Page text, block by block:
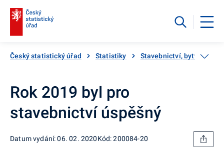
Český statistický úřad Statistiky Stavebnictví, byty
Rok 2019 byl pro
stavebnictví úspěšný
Datum vydání: 06. 02. 2020Kód: 200084-20